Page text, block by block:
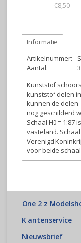
€8,50
Informatie
Artikelnummer:
Aantal:
3
Kunststof
kunststof delen
kunnen de delen
nog geschilderd
Schaal H0 = 1:87
vasteland.
Verenigd
voor beide
One 2 z
Klantenservice
Nieuwsbrief